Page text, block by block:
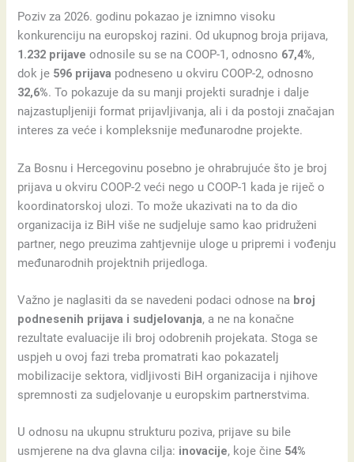
Poziv za 2026. godinu pokazao je iznimno visoku
konkurenciju na europskoj razini. Od ukupnog broja prijava,
1.232 prijave odnosile su se na COOP-1, odnosno 67,4%,
dok je 596 prijava podneseno u okviru COOP-2, odnosno
32,6%. To pokazuje da su manji projekti suradnje i dalje
najzastupljeniji format prijavljivanja, ali i da postoji značajan
interes za veće i kompleksnije međunarodne projekte.
Za Bosnu i Hercegovinu posebno je ohrabrujuće što je broj
prijava u okviru COOP-2 veći nego u COOP-1 kada je riječ o
koordinatorskoj ulozi. To može ukazivati na to da dio
organizacija iz BiH više ne sudjeluje samo kao pridruženi
partner, nego preuzima zahtjevnije uloge u pripremi i vođenju
međunarodnih projektnih prijedloga.
Važno je naglasiti da se navedeni podaci odnose na broj
podnesenih prijava i sudjelovanja, a ne na konačne
rezultate evaluacije ili broj odobrenih projekata. Stoga se
uspjeh u ovoj fazi treba promatrati kao pokazatelj
mobilizacije sektora, vidljivosti BiH organizacija i njihove
spremnosti za sudjelovanje u europskim partnerstvima.
U odnosu na ukupnu strukturu poziva, prijave su bile
usmjerene na dva glavna cilja: inovacije, koje čine 54%